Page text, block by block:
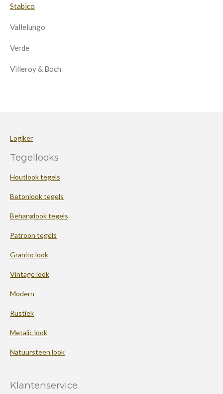
Stabico
Vallelungo
Verde
Villeroy & Boch
Logiker
Tegellooks
Houtlook tegels
Betonlook tegels
Behanglook tegels
Patroon tegels
Granito look
Vintage look
Modern
Rustiek
Metalic look
Natuursteen look
Klantenservice